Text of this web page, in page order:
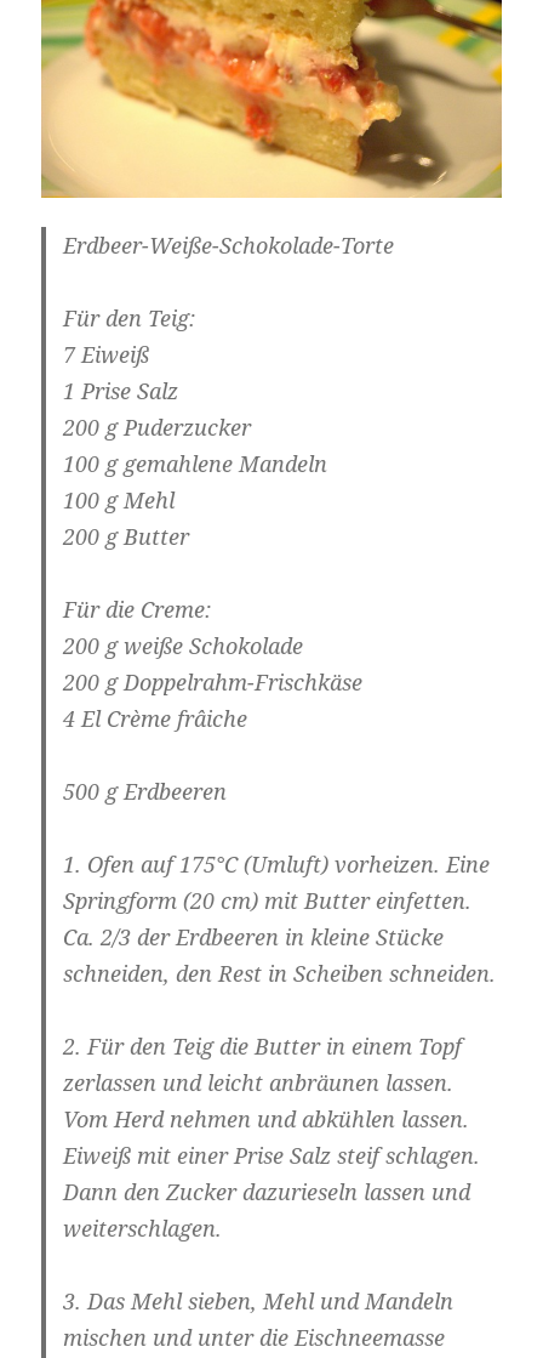
Erdbeer-Weiße-Schokolade-Torte
Für den Teig:
7 Eiweiß
1 Prise Salz
200 g Puderzucker
100 g gemahlene Mandeln
100 g Mehl
200 g Butter
Für die Creme:
200 g weiße Schokolade
200 g Doppelrahm-Frischkäse
4 El Crème frâiche
500 g Erdbeeren
1. Ofen auf 175°C (Umluft) vorheizen. Eine
Springform (20 cm) mit Butter einfetten.
Ca. 2/3 der Erdbeeren in kleine Stücke
schneiden, den Rest in Scheiben schneiden.
2. Für den Teig die Butter in einem Topf
zerlassen und leicht anbräunen lassen.
Vom Herd nehmen und abkühlen lassen.
Eiweiß mit einer Prise Salz steif schlagen.
Dann den Zucker dazurieseln lassen und
weiterschlagen.
3. Das Mehl sieben, Mehl und Mandeln
mischen und unter die Eischneemasse